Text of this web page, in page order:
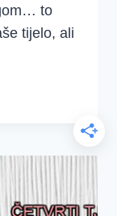
to
tijelo, ali